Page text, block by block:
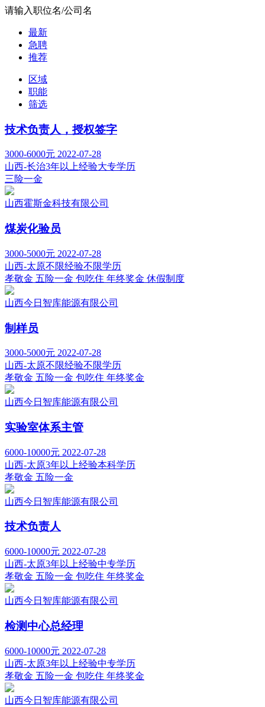
请输入职位名/公司名
最新
急聘
推荐
区域
职能
筛选
技术负责人，授权签字
3000-6000元 2022-07-28
山西-长治3年以上经验大专学历
三险一金
山西霍斯金科技有限公司
煤炭化验员
3000-5000元 2022-07-28
山西-太原不限经验不限学历
孝敬金 五险一金 包吃住 年终奖金 休假制度
山西今日智库能源有限公司
制样员
3000-5000元 2022-07-28
山西-太原不限经验不限学历
孝敬金 五险一金 包吃住 年终奖金
山西今日智库能源有限公司
实验室体系主管
6000-10000元 2022-07-28
山西-太原3年以上经验本科学历
孝敬金 五险一金
山西今日智库能源有限公司
技术负责人
6000-10000元 2022-07-28
山西-太原3年以上经验中专学历
孝敬金 五险一金 包吃住 年终奖金
山西今日智库能源有限公司
检测中心总经理
6000-10000元 2022-07-28
山西-太原3年以上经验中专学历
孝敬金 五险一金 包吃住 年终奖金
山西今日智库能源有限公司